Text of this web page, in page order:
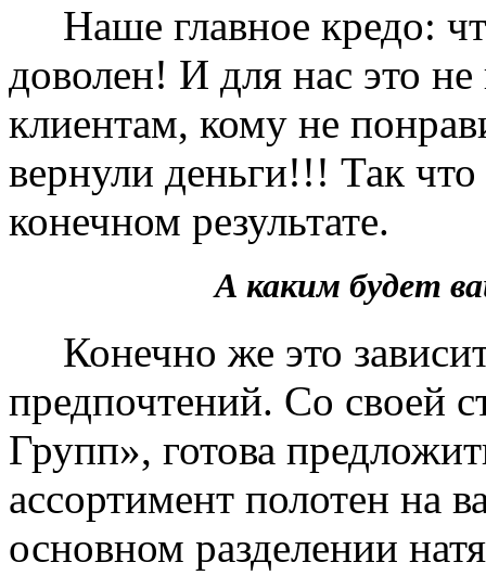
Наше главное кредо:
доволен! И для нас это
клиентам, кому не
вернули деньги!!! Так
конечном результате.
А каким будет
Конечно же это
предпочтений. Со своей
Групп», готова
ассортимент полотен на
основном разделении